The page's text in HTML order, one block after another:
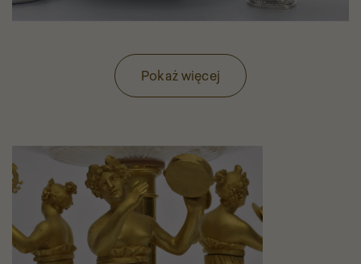
Pokaż więcej